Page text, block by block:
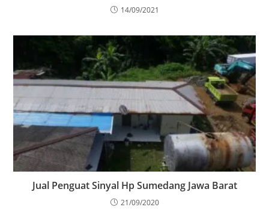
14/09/2021
Jual Penguat Sinyal Hp Sumedang Jawa Barat
21/09/2020